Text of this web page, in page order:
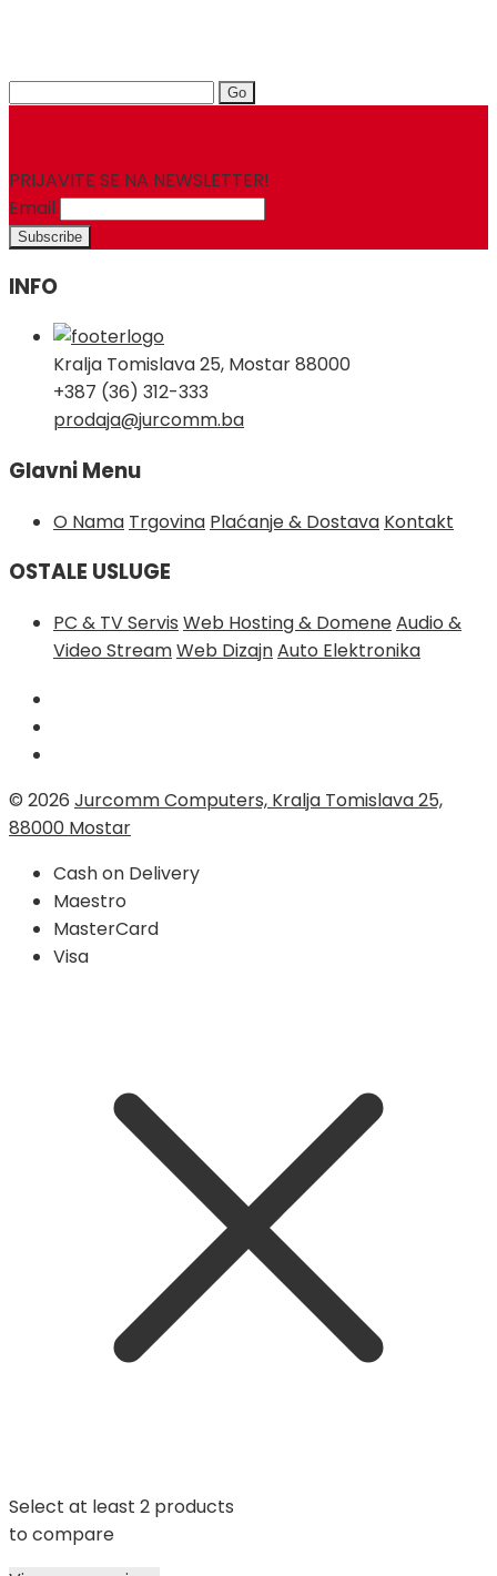
Search
PRIJAVITE SE NA NEWSLETTER!
Email
INFO
Kralja Tomislava 25, Mostar 88000
+387 (36) 312-333
prodaja@jurcomm.ba
Glavni Menu
O Nama Trgovina Plaćanje & Dostava Kontakt
OSTALE USLUGE
PC & TV Servis Web Hosting & DomeneAudio &
Video StreamWeb DizajnAuto Elektronika
© 2026 Jurcomm Computers, Kralja Tomislava 25,
88000 Mostar
Cash on Delivery
Maestro
MasterCard
Visa
Select at least 2 products
to compare